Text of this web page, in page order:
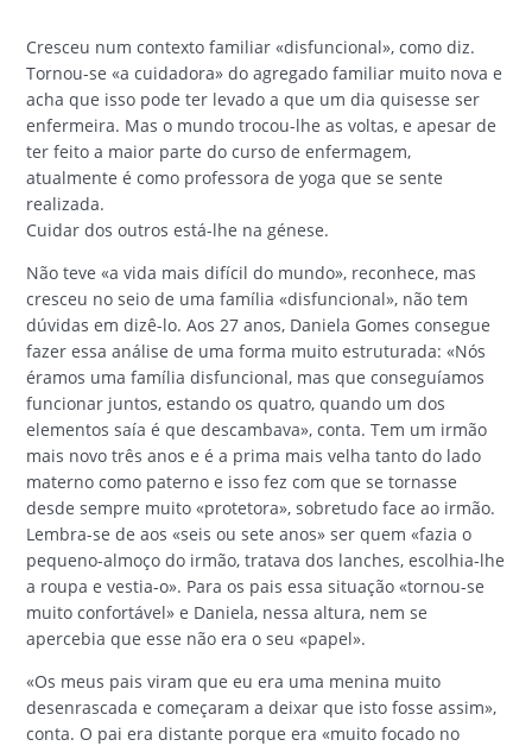
Cresceu num contexto familiar «disfuncional», como diz.
Tornou-se «a cuidadora» do agregado familiar muito nova e
acha que isso pode ter levado a que um dia quisesse ser
enfermeira. Mas o mundo trocou-lhe as voltas, e apesar de
ter feito a maior parte do curso de enfermagem,
atualmente é como professora de yoga que se sente
realizada.
Cuidar dos outros está-lhe na génese.
Não teve «a vida mais difícil do mundo», reconhece, mas
cresceu no seio de uma família «disfuncional», não tem
dúvidas em dizê-lo. Aos 27 anos, Daniela Gomes consegue
fazer essa análise de uma forma muito estruturada: «Nós
éramos uma família disfuncional, mas que conseguíamos
funcionar juntos, estando os quatro, quando um dos
elementos saía é que descambava», conta. Tem um irmão
mais novo três anos e é a prima mais velha tanto do lado
materno como paterno e isso fez com que se tornasse
desde sempre muito «protetora», sobretudo face ao irmão.
Lembra-se de aos «seis ou sete anos» ser quem «fazia o
pequeno-almoço do irmão, tratava dos lanches, escolhia-lhe
a roupa e vestia-o». Para os pais essa situação «tornou-se
muito confortável» e Daniela, nessa altura, nem se
apercebia que esse não era o seu «papel».
«Os meus pais viram que eu era uma menina muito
desenrascada e começaram a deixar que isto fosse assim»,
conta. O pai era distante porque era «muito focado no